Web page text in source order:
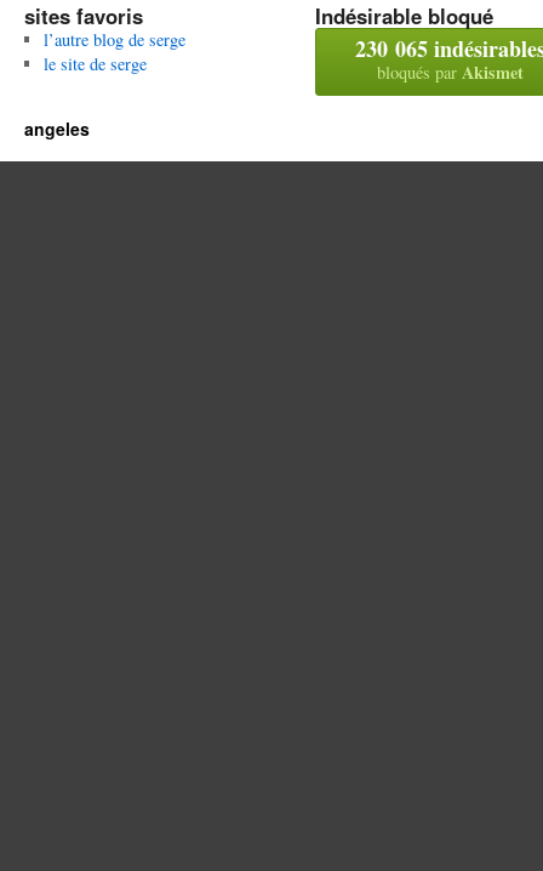
sites favoris
l’autre blog de serge
le site de serge
Indésirable bloqué
230 065
bloqués par Akismet
angeles